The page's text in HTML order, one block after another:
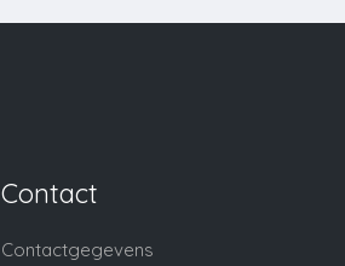
Contact
Contactgegevens